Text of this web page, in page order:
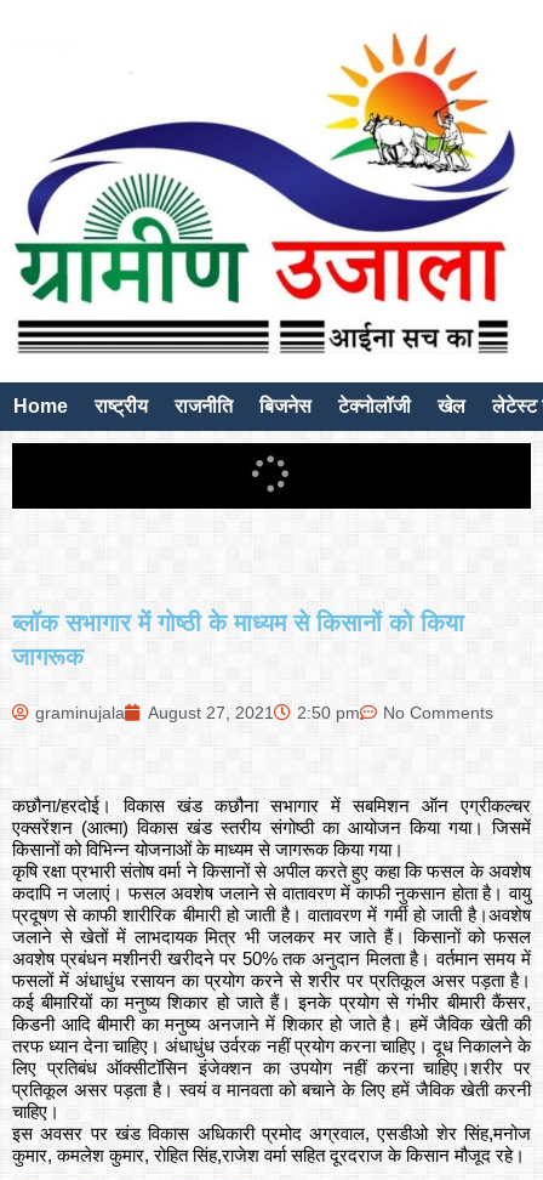
Home राष्ट्रीय राजनीति बिजनेस टेक्नोलॉजी खेल लेटेस्ट
ब्लॉक सभागार में गोष्ठी के माध्यम से किसानों को किया
जागरूक
graminujala August 27, 2021 2:50 pm No Comments
कछौना/हरदोई। विकास खंड कछौना सभागार में सबमिशन ऑन एग्रीकल्चर
एक्सरेंशन (आत्मा) विकास खंड स्तरीय संगोष्ठी का आयोजन किया गया। जिसमें
किसानों को विभिन्न योजनाओं के माध्यम से जागरूक किया गया।
कृषि रक्षा प्रभारी संतोष वर्मा ने किसानों से अपील करते हुए कहा कि फसल के अवशेष
कदापि न जलाएं। फसल अवशेष जलाने से वातावरण में काफी नुकसान होता है। वायु
प्रदूषण से काफी शारीरिक बीमारी हो जाती है। वातावरण में गर्मी हो जाती है।अवशेष
जलाने से खेतों में लाभदायक मित्र भी जलकर मर जाते हैं। किसानों को फसल
अवशेष प्रबंधन मशीनरी खरीदने पर 50% तक अनुदान मिलता है। वर्तमान समय में
फसलों में अंधाधुंध रसायन का प्रयोग करने से शरीर पर प्रतिकूल असर पड़ता है।
कई बीमारियों का मनुष्य शिकार हो जाते हैं। इनके प्रयोग से गंभीर बीमारी कैंसर,
किडनी आदि बीमारी का मनुष्य अनजाने में शिकार हो जाते है। हमें जैविक खेती की
तरफ ध्यान देना चाहिए। अंधाधुंध उर्वरक नहीं प्रयोग करना चाहिए। दूध निकालने के
लिए प्रतिबंध ऑक्सीटॉसिन इंजेक्शन का उपयोग नहीं करना चाहिए।शरीर पर
प्रतिकूल असर पड़ता है। स्वयं व मानवता को बचाने के लिए हमें जैविक खेती करनी
चाहिए।
इस अवसर पर खंड विकास अधिकारी प्रमोद अग्रवाल, एसडीओ शेर सिंह,मनोज
कुमार, कमलेश कुमार, रोहित सिंह,राजेश वर्मा सहित दूरदराज के किसान मौजूद रहे।